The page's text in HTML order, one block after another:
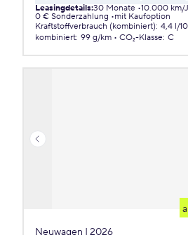
Leasingdetails:30 Monate 10.000 km/
0 € Sonderzahlung
mit Kaufoption
Kraftstoffverbrauch (kombiniert): 4,4 l/
kombiniert: 99 g/km CO₂-Klasse: C
Neuwagen | 2026